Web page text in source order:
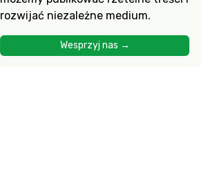
rozwijać niezależne medium.
Wesprzyj nas →